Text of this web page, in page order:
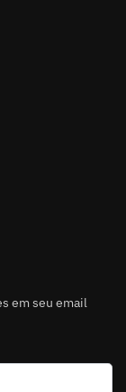
em seu email